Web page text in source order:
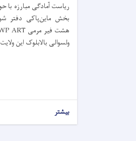
ریاست آمادگی مبارزه با
ولسوالی بالابلوک این
بیشتر